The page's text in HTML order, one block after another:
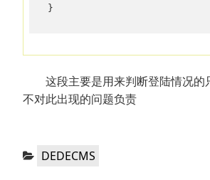
}
这段主要是用来判断登陆情况的
不对此出现的问题负责
分
DEDECMS